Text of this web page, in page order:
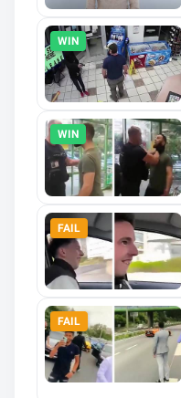
WIN
WIN
FAIL
FAIL